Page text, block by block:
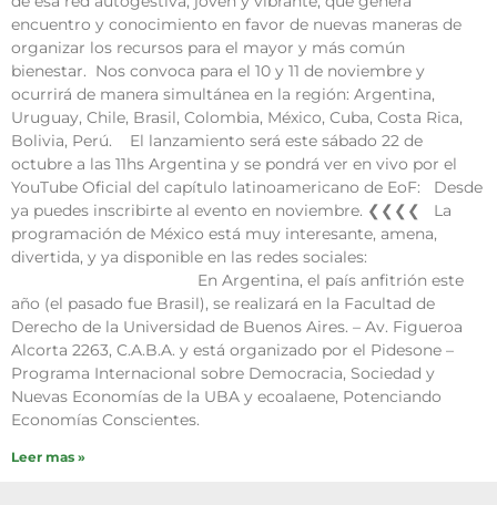
encuentro y conocimiento en favor de nuevas maneras de
organizar los recursos para el mayor y más común
bienestar. Nos convoca para el 10 y 11 de noviembre y
ocurrirá de manera simultánea en la región: Argentina,
Uruguay, Chile, Brasil, Colombia, México, Cuba, Costa Rica,
Bolivia, Perú. El lanzamiento será este sábado 22 de
octubre a las 11hs Argentina y se pondrá ver en vivo por el
YouTube Oficial del capítulo latinoamericano de EoF: Desde
ya puedes inscribirte al evento en noviembre. ❮❮❮❮ La
programación de México está muy interesante, amena,
divertida, y ya disponible en las redes sociales:
En Argentina, el país anfitrión este
año (el pasado fue Brasil), se realizará en la Facultad de
Derecho de la Universidad de Buenos Aires. – Av. Figueroa
Alcorta 2263, C.A.B.A. y está organizado por el Pidesone –
Programa Internacional sobre Democracia, Sociedad y
Nuevas Economías de la UBA y ecoalaene, Potenciando
Economías Conscientes.
Leer mas »